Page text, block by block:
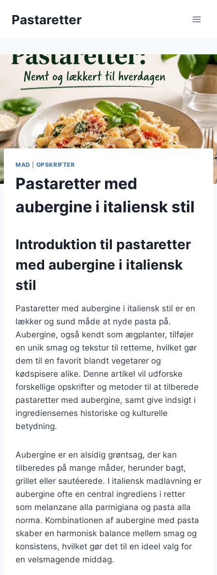
Pastaretter
MAD OPSKRIFTER
Pastaretter med
aubergine i italiensk stil
Introduktion til pastaretter
med aubergine i italiensk
stil
Pastaretter med aubergine i italiensk stil er en
lækker og sund måde at nyde pasta på.
Aubergine, også kendt som ægplanter, tilføjer
en unik smag og tekstur til retterne, hvilket gør
dem til en favorit blandt vegetarer og
kødspisere alike. Denne artikel vil udforske
forskellige opskrifter og metoder til at tilberede
pastaretter med aubergine, samt give indsigt i
ingrediensernes historiske og kulturelle
betydning.
Aubergine er en alsidig grøntsag, der kan
tilberedes på mange måder, herunder bagt,
grillet eller sautéerede. I italiensk madlavning er
aubergine ofte en central ingrediens i retter
som melanzane alla parmigiana og pasta alla
norma. Kombinationen af aubergine med pasta
skaber en harmonisk balance mellem smag og
konsistens, hvilket gør det til en ideel valg for
en velsmagende middag.